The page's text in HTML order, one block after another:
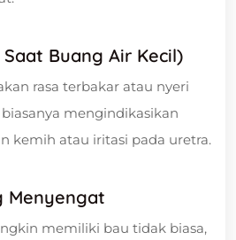
Buang Air Kecil)
rasa terbakar atau nyeri
mengindikasikan
kemih atau iritasi pada uretra.
Menyengat
memiliki bau tidak biasa,